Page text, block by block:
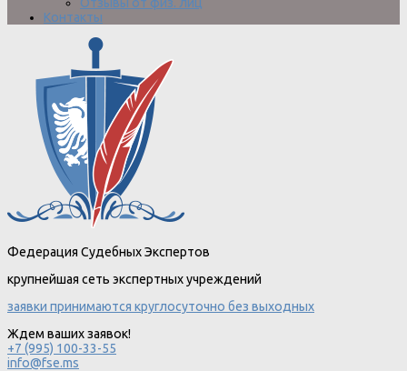
Отзывы от физ. лиц
Контакты
Федерация Судебных Экспертов
крупнейшая сеть экспертных учреждений
заявки принимаются круглосуточно без выходных
Ждем ваших заявок!
+7 (995) 100-33-55
info@fse.ms